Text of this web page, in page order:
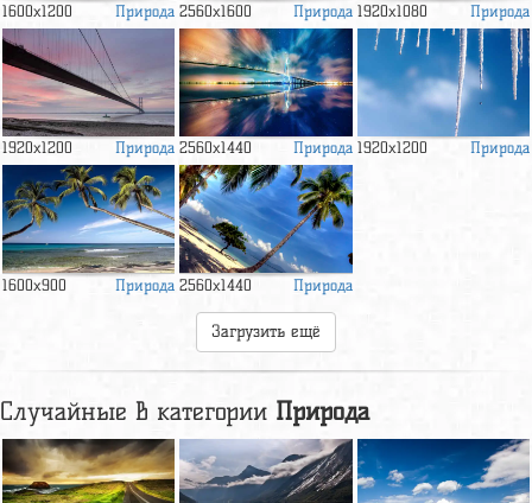
1600x1200 Природа 2560x1600 Природа 1920x1080 Природа
1920x1200 Природа 2560x1440 Природа 1920x1200 Природа
1600x900 Природа 2560x1440 Природа
Загрузить ещё
Случайные в категории Природа